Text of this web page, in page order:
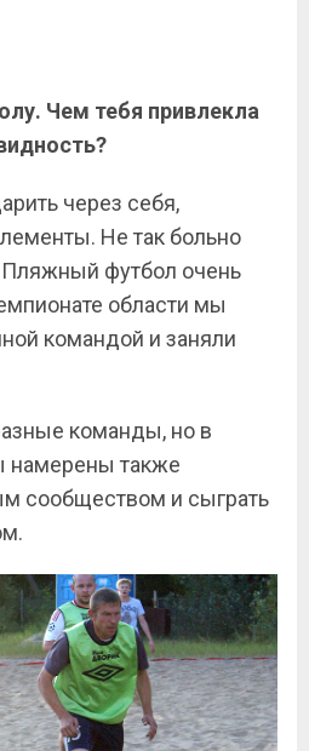
Чем тебя привлекла
через себя,
Не так больно
Пляжный футбол очень
области мы
командой и заняли
команды, но в
также
сообществом и сыграть